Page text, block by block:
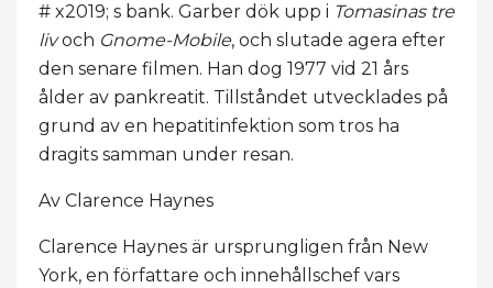
# x2019; s bank. Garber dök upp i Tomasinas tre
livoch Gnome-Mobile, och slutade agera efter
den senare filmen. Han dog 1977 vid 21 års
ålder av pankreatit. Tillståndet utvecklades på
grund av en hepatitinfektion som tros ha
dragits samman under resan.
Av Clarence Haynes
Clarence Haynes är ursprungligen från New
York, en författare och innehållschef vars